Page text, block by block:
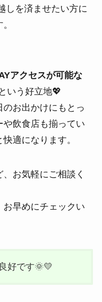
しを済ませたい方に
アクセスが可能な
いう好立地💖
お出かけにもとっ
飲食店も揃ってい
適になります。
お気軽にご相談く
お早めにチェックい
好です🌞💛